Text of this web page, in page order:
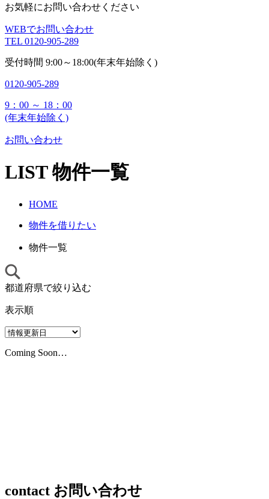
お気軽にお問い合わせください
WEBでお問い合わせ
TEL 0120-905-289
受付時間 9:00～18:00(年末年始除く)
0120-905-289
9：00 ～ 18：00
(年末年始除く)
お問い合わせ
LIST 物件一覧
HOME
物件を借りたい
物件一覧
都道府県で絞り込む
表示順
Coming Soon…
contact お問い合わせ